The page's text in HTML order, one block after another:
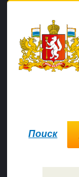
Поиск